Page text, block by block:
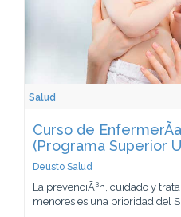
Salud
Curso de
(Programa Superior
Deusto Salud
La prevenciÃ³n, cuidado y
menores es una prioridad del